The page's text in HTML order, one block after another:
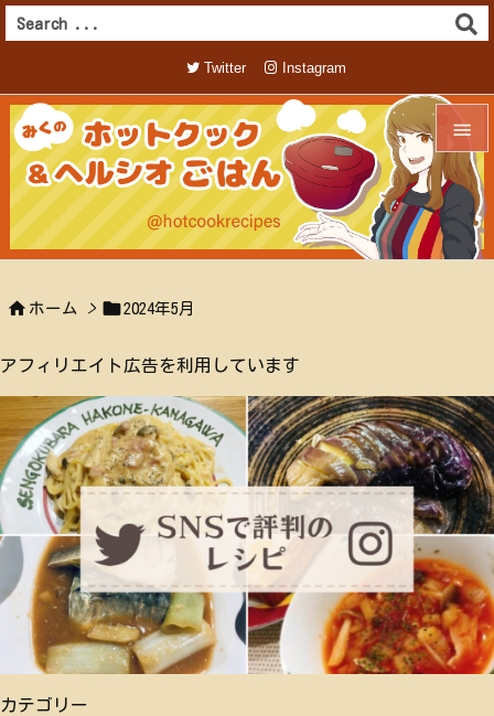


メニュ

サイド
Twitter Instagram
 ホーム > 2024年5月
アフィリエイト広告を利用しています
カテゴリー